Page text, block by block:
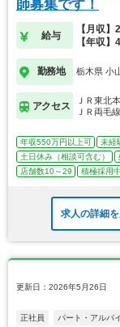
師募集です！
給与
【月収
【年収
勤務地 栃木県 小
アクセス
ＪＲ東北
ＪＲ両毛
年収550万円以上可 未経
土日休み（相談可含む）
店舗数10～29
積極採用中
求人の詳細
更新日：2026年5月26日
正社員 パート・アルバ